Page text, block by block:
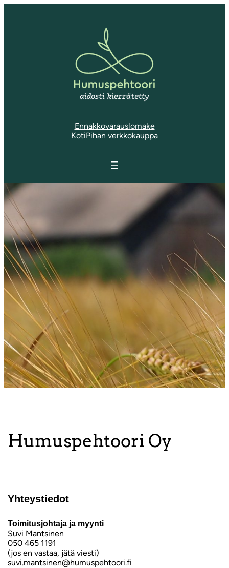
Ennakkovarauslomake
KotiPihan verkkokauppa
Humuspehtoori Oy
Yhteystiedot
Toimitusjohtaja ja myynti
Suvi Mantsinen
050 465 1191
(jos en vastaa, jätä viesti)
suvi.mantsinen@humuspehtoori.fi